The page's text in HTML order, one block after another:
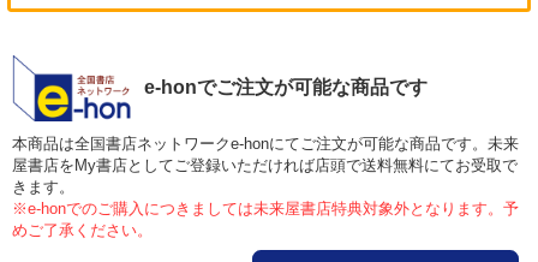
e-honでご注文が可能な商品です
本商品は全国書店ネットワークe-honにてご注文が可能な商品です。未来
屋書店をMy書店としてご登録いただければ店頭で送料無料にてお受取で
きます。
※e-honでのご購入につきましては未来屋書店特典対象外となります。予
めご了承ください。